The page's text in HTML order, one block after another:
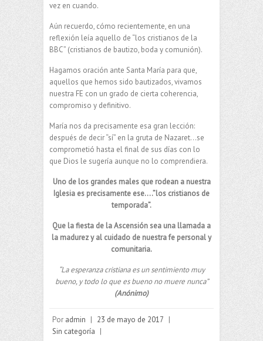
vez en cuando.
Aún recuerdo, cómo recientemente, en una
reflexión leía aquello de “los cristianos de la
BBC” (cristianos de bautizo, boda y comunión).
Hagamos oración ante Santa María para que,
aquellos que hemos sido bautizados, vivamos
nuestra FE con un grado de cierta coherencia,
compromiso y definitivo.
María nos da precisamente esa gran lección:
después de decir “sí” en la gruta de Nazaret…se
comprometió hasta el final de sus días con lo
que Dios le sugería aunque no lo comprendiera.
Uno de los grandes males que rodean a nuestra
Iglesia es precisamente ese….”los cristianos de
temporada”.
Que la fiesta de la Ascensión sea una llamada a
la madurez y al cuidado de nuestra fe personal y
comunitaria.
“La esperanza cristiana es un sentimiento muy
bueno, y todo lo que es bueno no muere nunca”
(Anónimo)
Por admin | 23 de mayo de 2017 |
Sin categoría |